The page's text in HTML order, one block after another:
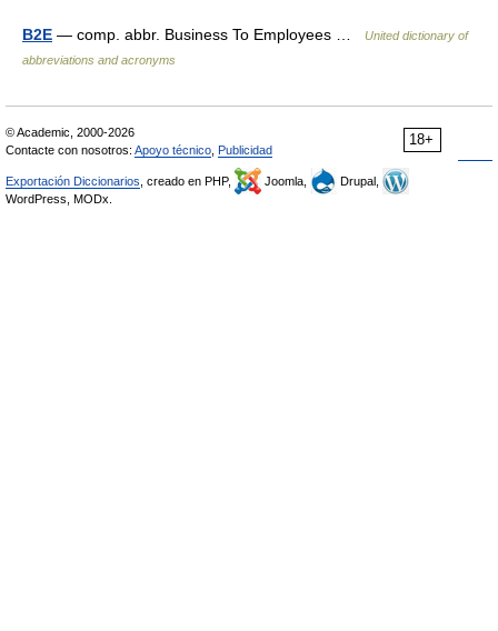
B2E — comp. abbr. Business To Employees …
United dictionary of
abbreviations and acronyms
18+
© Academic, 2000-2026
Contacte con nosotros: Apoyo técnico Publicidad
Exportación Diccionarios , creado en PHP, Joomla,
Drupal,
WordPress, MODx.